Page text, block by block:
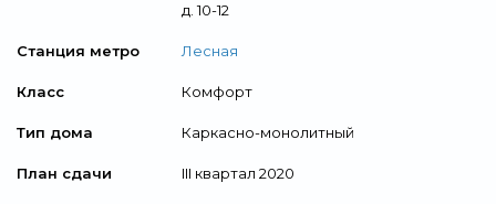
д. 10-12
Станция метро Лесная
Класс Комфорт
Тип дома Каркасно-монолитный
План сдачи III квартал 2020